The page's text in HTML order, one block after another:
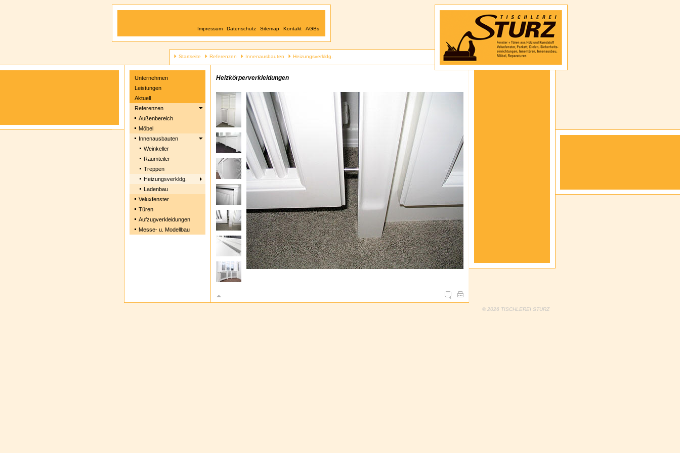
Impressum Datenschutz Sitemap Kontakt AGBs
Startseite Referenzen Innenausbauten Heizungsverkldg.
Unternehmen
Leistungen
Aktuell
Referenzen
Außenbereich
Möbel
Innenausbauten
Weinkeller
Raumteiler
Treppen
Heizungsverkldg.
Ladenbau
Veluxfenster
Türen
Aufzugverkleidungen
Messe- u. Modellbau
Heizkörperverkleidungen
© 2026 TISCHLEREI STURZ